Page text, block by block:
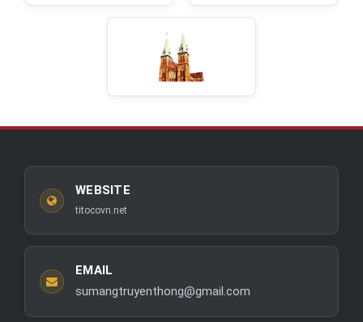
WEBSITE
titocovn.net
EMAIL
sumangtruyenthong@gmail.com